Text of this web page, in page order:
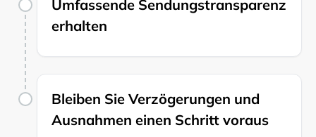
Umfassende Sendungstransparenz
erhalten
Bleiben Sie Verzögerungen und
Ausnahmen einen Schritt voraus